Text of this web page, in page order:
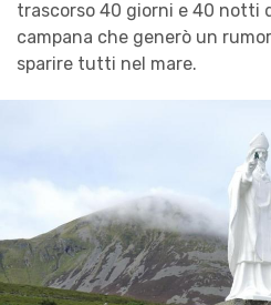
trascorso 40 giorni e 40 notti
campana che generò un
sparire tutti nel mare.